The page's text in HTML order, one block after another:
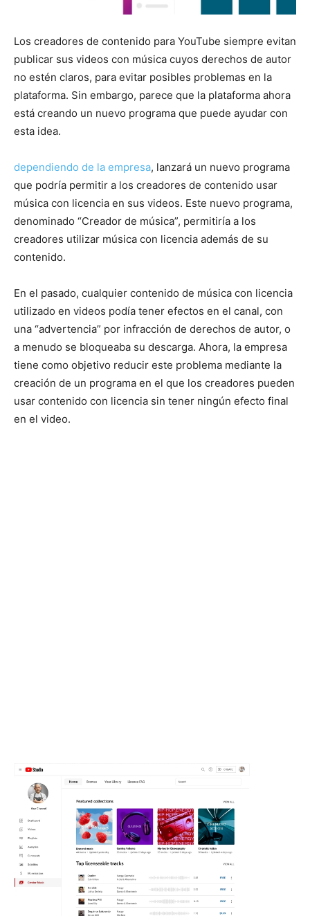
Los creadores de contenido para YouTube siempre evitan
publicar sus videos con música cuyos derechos de autor
no estén claros, para evitar posibles problemas en la
plataforma. Sin embargo, parece que la plataforma ahora
está creando un nuevo programa que puede ayudar con
esta idea.
dependiendo de la empresa, lanzará un nuevo programa
que podría permitir a los creadores de contenido usar
música con licencia en sus videos. Este nuevo programa,
denominado “Creador de música”, permitiría a los
creadores utilizar música con licencia además de su
contenido.
En el pasado, cualquier contenido de música con licencia
utilizado en videos podía tener efectos en el canal, con
una “advertencia” por infracción de derechos de autor, o
a menudo se bloqueaba su descarga. Ahora, la empresa
tiene como objetivo reducir este problema mediante la
creación de un programa en el que los creadores pueden
usar contenido con licencia sin tener ningún efecto final
en el video.